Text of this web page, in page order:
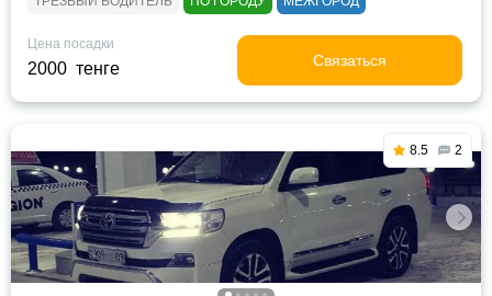
Цена посадки
2000 тенге Связаться
8.5 2